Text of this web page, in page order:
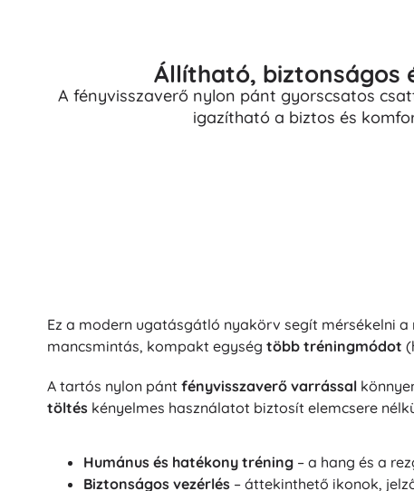
Állítható, biztonságos
A fényvisszaverő nylon pánt gyorscsatos
igazítható a biztos és
Ez a modern ugatásgátló nyakörv segít mérsékelni
mancsmintás, kompakt egység több tréningmódot
A tartós nylon pánt fényvisszaverő varrással
töltés kényelmes használatot biztosít elemcsere
Humánus és hatékony tréning – a hang és a
Biztonságos vezérlés – áttekinthető ikonok,